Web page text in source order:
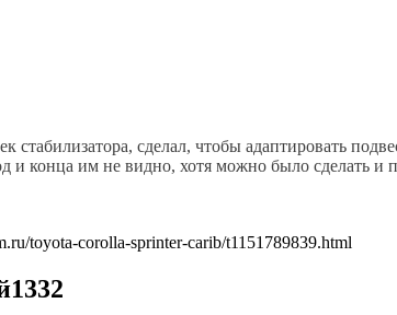
стабилизатора, сделал, чтобы адаптировать
и конца им не видно, хотя можно было сделать и
toyota-corolla-sprinter-carib/t1151789839.html
1332